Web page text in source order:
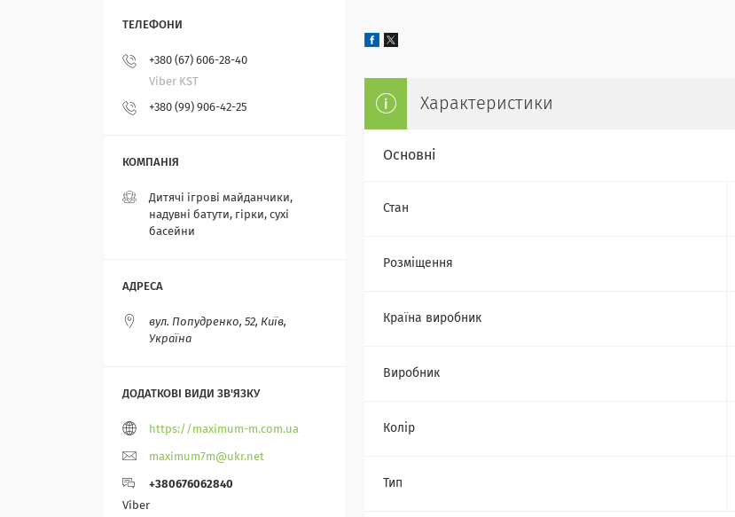
Характеристики
Основні
Стан
Розміщення
Країна виробник
Виробник
Колір
Тип
+380 (67) 606-28-40
Viber KST
+380 (99) 906-42-25
Дитячі ігрові майданчики,
надувні батути, гірки, сухі
басейни
вул. Попудренко, 52, Київ,
Україна
https://maximum-m.com.ua
maximum7m@ukr.net
+380676062840
Viber